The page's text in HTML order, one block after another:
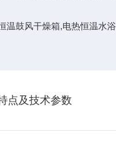
温鼓风干燥箱,电热恒温水
点及技术参数